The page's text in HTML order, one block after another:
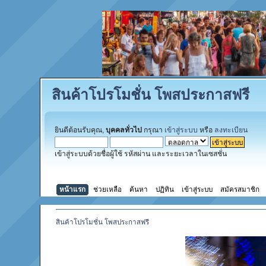
สินค้าโปรโมชั่น โพสประกาสฟรี
ยินดีต้อนรับคุณ,บุคคลทั่วไป กรุณา เข้าสู่ระบบ หรือ ลงทะเบียน
เข้าสู่ระบบด้วยชื่อผู้ใช้ รหัสผ่าน และระยะเวลาในเซสชั่น
หน้าแรก ช่วยเหลือ ค้นหา ปฏิทิน เข้าสู่ระบบ สมัครสมาชิก
สินค้าโปรโมชั่น โพสประกาสฟรี